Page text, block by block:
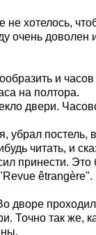
не хотелось,
очень доволен
и
на полтора.
двери.
убрал постель,
читать, и
принести. Это
êtrangère".
дворе
Точно так же,